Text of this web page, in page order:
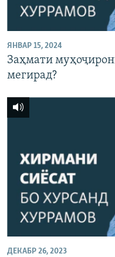
ЯНВАР 15, 2024
Заҳмати
мегирад?
ДЕКАБР 26, 2023